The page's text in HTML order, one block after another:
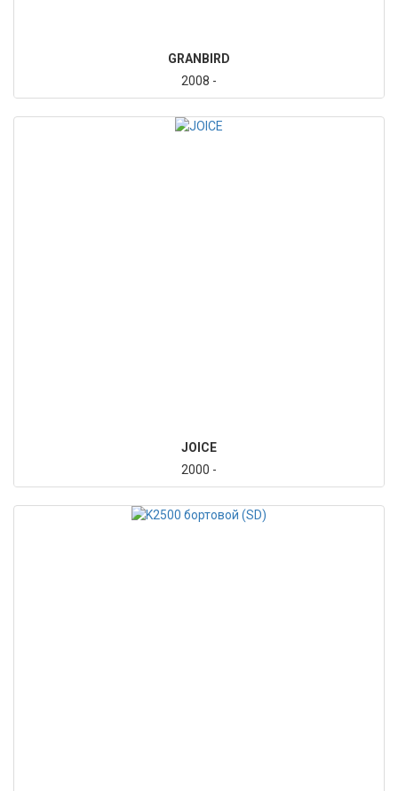
GRANBIRD
2008 -
JOICE
2000 -